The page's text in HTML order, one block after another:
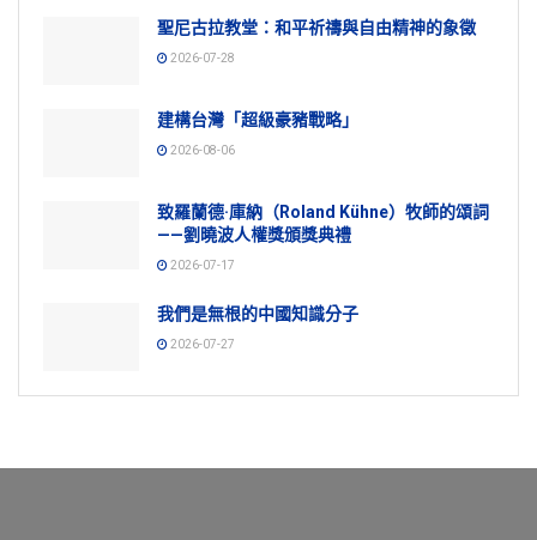
聖尼古拉教堂：和平祈禱與自由精神的象徵
2026-07-28
建構台灣「超級豪豬戰略」
2026-08-06
致羅蘭德·庫納（Roland Kühne）牧師的頌詞
——劉曉波人權獎頒獎典禮
2026-07-17
我們是無根的中國知識分子
2026-07-27